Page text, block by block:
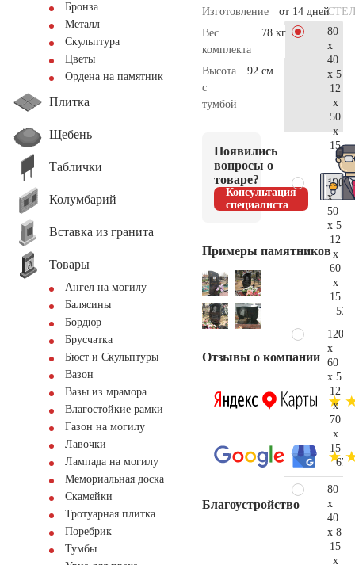
Бронза
Металл
Скульптура
Цветы
Ордена на памятник
Плитка
Щебень
Таблички
Колумбарий
Вставка из гранита
Товары
Ангел на могилу
Балясины
Бордюр
Брусчатка
Бюст и Скульптуры
Вазон
Вазы из мрамора
Влагостойкие рамки
Газон на могилу
Лавочки
Лампада на могилу
Мемориальная доска
Скамейки
Тротуарная плитка
Поребрик
Тумбы
Изготовление
от 14 дней
Вес
комплекта
78 кг.
Высота
с
тумбой
92 см.
Появились
вопросы о
товаре?
Консультация
специалиста
Примеры памятников
Отзывы о компании
Благоустройство
80
x
40
x 5
12
x
50
x
15
100
x
50
x 5
12
x
60
x
15
120
x
60
x 5
12
x
70
x
15
80
x
40
x 8
15
x